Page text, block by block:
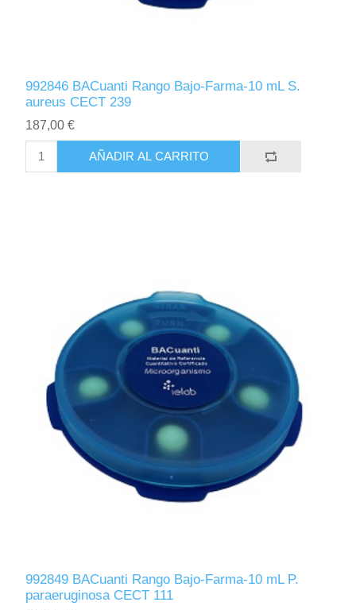
992846 BACuanti Rango Bajo-Farma-10 mL S.
aureus CECT 239
187,00 €
AÑADIR AL CARRITO
992849 BACuanti Rango Bajo-Farma-10 mL P.
paraeruginosa CECT 111